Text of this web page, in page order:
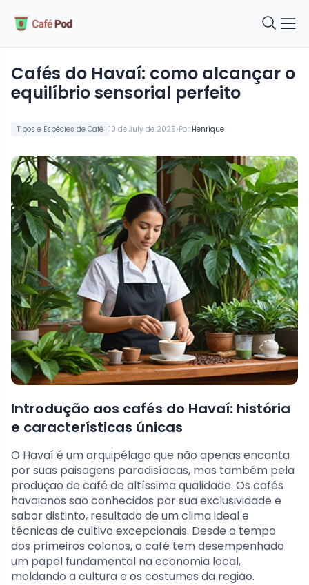
Tipos e Espécies de Café 10 de July de 2025•Por Henrique
cafés do Havaí: como alcançar o
equilíbrio sensorial perfeito
Introdução aos cafés do Havaí: história
e características únicas
O Havaí é um arquipélago que não apenas encanta
por suas paisagens paradisíacas, mas também pela
produção de café de altíssima qualidade. Os cafés
havaianos são conhecidos por sua exclusividade e
sabor distinto, resultado de um clima ideal e
técnicas de cultivo excepcionais. Desde o tempo
dos primeiros colonos, o café tem desempenhado
um papel fundamental na economia local,
moldando a cultura e os costumes da região.